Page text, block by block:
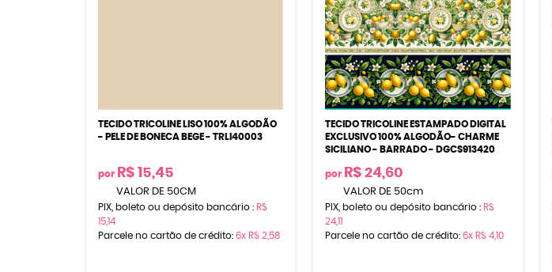
TECIDO TRICOLINE LISO 100% ALGODÃO
- PELE DE BONECA BEGE - TRLI40003
por R$ 15,45
VALOR DE 50CM
PIX, boleto ou depósito bancário : R$
15,14
Parcele no cartão de crédito: 6x R$ 2,58
TECIDO TRICOLINE ESTAMPADO DIGITAL
EXCLUSIVO 100% ALGODÃO- CHARME
SICILIANO - BARRADO - DGCS913420
por R$ 24,60
VALOR DE 50cm
PIX, boleto ou depósito bancário : R$
24,11
Parcele no cartão de crédito: 6x R$ 4,10